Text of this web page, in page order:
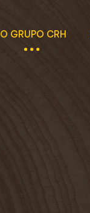
O GRUPO CRH